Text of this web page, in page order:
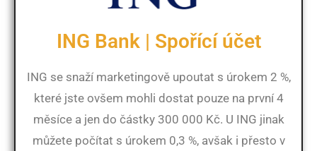
ING Bank | Spořící účet
ING se snaží marketingově upoutat s úrokem 2 %,
které jste ovšem mohli dostat pouze na první 4
měsíce a jen do částky 300 000 Kč. U ING jinak
můžete počítat s úrokem 0,3 %, avšak i přesto v